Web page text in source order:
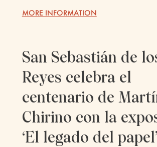
MORE INFORMATION
San Sebastián de
Reyes celebra el
centenario de
Chirino con la
‘El legado del papel’